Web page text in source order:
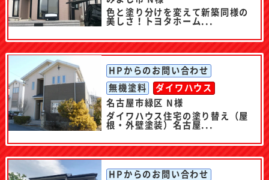
色と塗り分けを変えて新築同様の
美しさ！トヨタホーム...
HPからのお問い合わせ
無機塗料
ダイワハウス
名古屋市緑区 N様
ダイワハウス住宅の塗り替え（屋
根・外壁塗装）名古屋...
HPからのお問い合わせ